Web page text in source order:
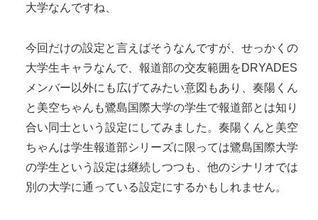
大学なんですね、
今回だけの設定と言えばそうなんですが、せっかくの
大学生キャラなんで、報道部の交友範囲をDRYADES
メンバー以外にも広げてみたい意図もあり、奏陽くん
と美空ちゃんも鷺島国際大学の学生で報道部とは知り
合い同士という設定にしてみました。奏陽くんと美空
ちゃんは学生報道部シリーズに限っては鷺島国際大学
の学生という設定は継続しつつも、他のシナリオでは
別の大学に通っている設定にするかもしれません。